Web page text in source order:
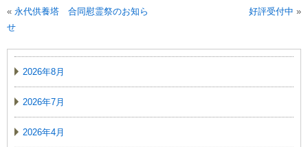
« 永代供養塔 合同慰霊祭のお知ら
せ
好評受付中 »
2026年8月
2026年7月
2026年4月